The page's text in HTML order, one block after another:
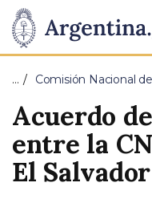
Presidencia
de
Nación
Pasar al contenido
… Comisión Nacional
Acuerdo
entre la
El Salvador